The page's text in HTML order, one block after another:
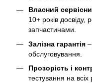
Власний
10+ років досвіду,
запчастинами.
Залізна гарантія
обслуговування.
Прозорість і
тестування на всіх